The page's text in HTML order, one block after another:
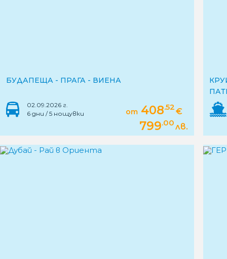
БУДАПЕЩА - ПРАГА - ВИЕНА
02.09.2026 г.
6 дни / 5 нощувки
от 408.52€
799.00лв.